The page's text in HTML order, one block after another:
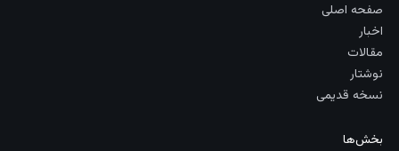
صفحه اصلی
اخبار
مقالات
نوشتار
نسخه قدیمی
بخش‌ها